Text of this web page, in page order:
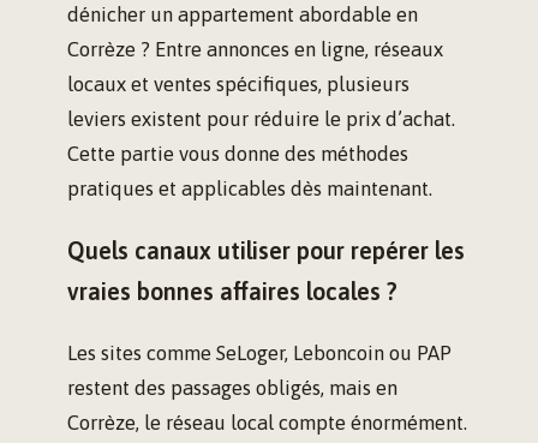
dénicher un appartement abordable en
Corrèze ? Entre annonces en ligne, réseaux
locaux et ventes spécifiques, plusieurs
leviers existent pour réduire le prix d’achat.
Cette partie vous donne des méthodes
pratiques et applicables dès maintenant.
Quels canaux utiliser pour repérer les
vraies bonnes affaires locales ?
Les sites comme SeLoger, Leboncoin ou PAP
restent des passages obligés, mais en
Corrèze, le réseau local compte énormément.